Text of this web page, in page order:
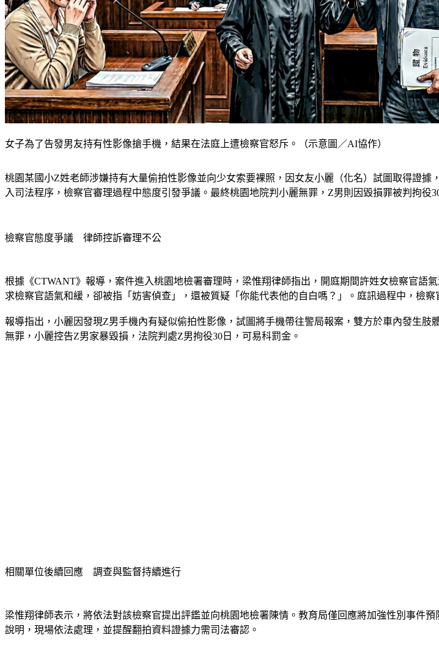
女子為了告發男友持有性影像搶手機，結果在法庭上遭檢察官怒斥。（示意圖／AI協作）
桃園某國小Z姓老師涉嫌持有大量偷拍性影像並向少女索要裸照，因女友小麗（化名）試圖取得證
入司法程序，檢察官審理過程中態度引發爭議。最終桃園地院判小麗無罪，Z男則因毀損罪被判拘
檢察官態度爭議　律師控訴審理不公
根據《CTWANT》報導，案件進入桃園地檢署審理時，梁惟翔律師指出，開庭期間許姓女檢察官
求檢察官語氣和緩，卻被指「妨害偵查」，還被質疑「你能代表他的自白嗎？」。庭訊過程中，檢
報導指出，小麗因發現Z男手機內有疑似偷拍性影像，試圖將手機帶往警局報案，雙方於車內發生
無罪，小麗控告Z男家暴毀損，法院判處Z男拘役30日，可易科罰金。
相關單位後續回應　調查與監督持續進行
梁惟翔律師表示，將依法對該檢察官提出評鑑並向桃園地檢署陳情。教育局僅回應將加強性別事件
說明，現場依法處理，並提醒翻拍資料證據力需司法審認。